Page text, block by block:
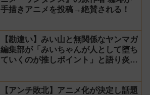
手描きアニメを投稿→絶賛される！
【勘違い】みい山と無関係なヤンマガ
編集部が「みいちゃんが人として堕ち
ていくのが推しポイント」と語り炎上
ス】
【アンチ敗北】アニメ化が決定し話題